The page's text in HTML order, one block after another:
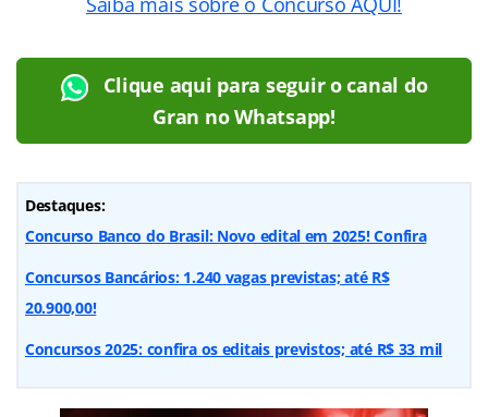
Clique aqui para seguir o canal do
Gran no Whatsapp!
Destaques:
Concurso Banco do Brasil: Novo edital em 2025! Confira
Concursos Bancários: 1.240 vagas previstas; até R$
20.900,00!
Concursos 2025: confira os editais previstos; até R$ 33 mil